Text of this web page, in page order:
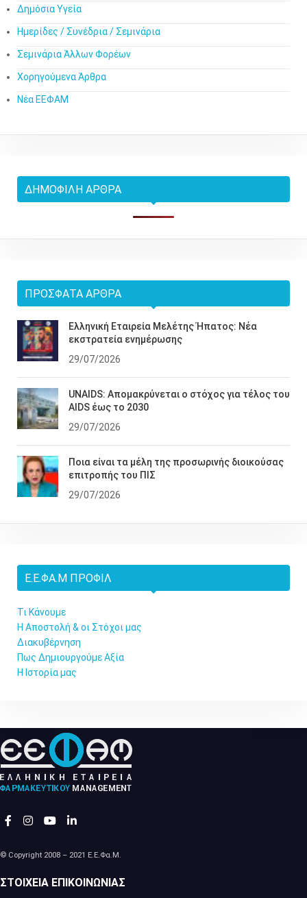
Δημόσια Υγεία
Ημερίδες / Συνέδρια / Σεμινάρια
Σεμινάρια Άλλων Φορέων
Χορηγούμενα Άρθρα
Νέα ΕΕΦΑΜ
ΔΗΜΟΦΙΛΉ ΆΡΘΡΑ
ΠΡΌΣΦΑΤΑ ΆΡΘΡΑ
Ελληνική Εταιρεία Μελέτης Ήπατος: Νέα
εκστρατεία ενημέρωσης
29/07/2026
UNAIDS: Απομακρύνεται ο στόχος για τέλος του
AIDS έως το 2030
29/07/2026
Ποια είναι τα μέλη της προσωρινής διοικούσας
επιτροπής του ΠΙΣ
29/07/2026
Ε.Ε.ΦΑ.Μ ΠΡΟΦΊΛ
Τι Κάνουμε
Η Αποστολή & οι Στόχοι μας
Διακυβέρνηση
Πως Δημιουργούμε Αξία
Η Ιστορία μας
© Copyright 2008 – 2021 Ε.Ε.Φα.Μ.
ΣΤΟΙΧΕΊΑ ΕΠΙΚΟΙΝΩΝΊΑΣ